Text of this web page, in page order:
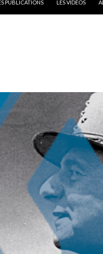
PUBLICATIONS LES VIDÉOS